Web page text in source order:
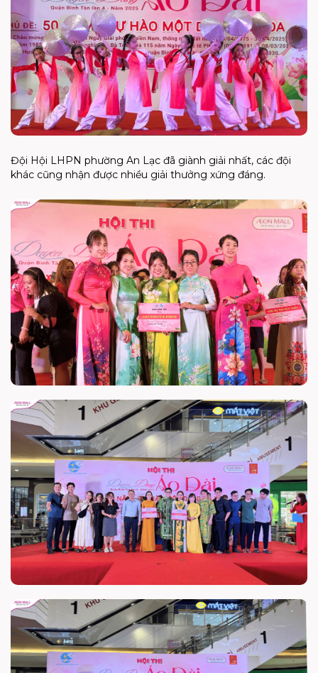
Đội Hội LHPN phường An Lạc đã giành giải nhất, các đội
khác cũng nhận được nhiều giải thưởng xứng đáng.